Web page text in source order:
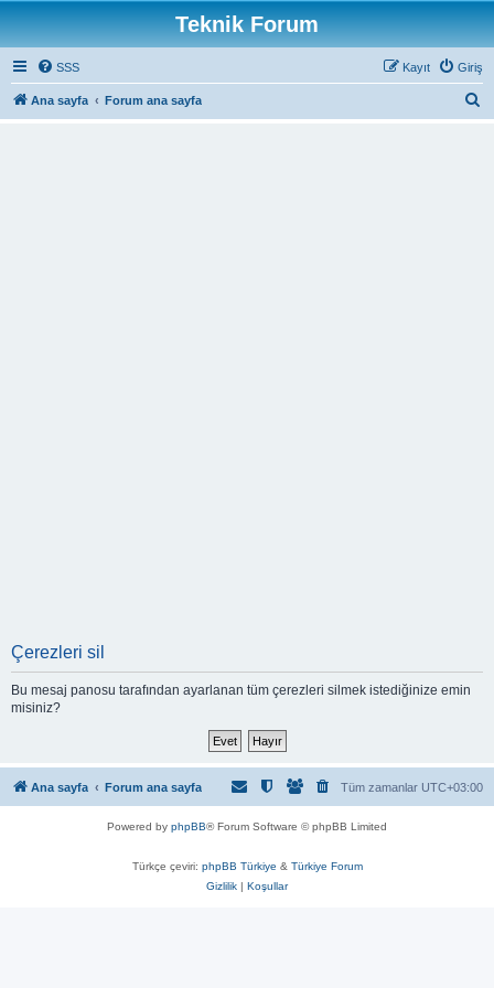
Teknik Forum
SSS Giriş
Kayıt
Ana sayfa Forum ana sayfa
Çerezleri sil
Bu mesaj panosu tarafından ayarlanan tüm çerezleri silmek istediğinize emin
misiniz?
Ana sayfa Forum ana sayfa Tüm zamanlar UTC+03:00
Powered by phpBB® Forum Software © phpBB Limited
Türkçe çeviri: phpBB Türkiye & Türkiye Forum
Gizlilik | Koşullar